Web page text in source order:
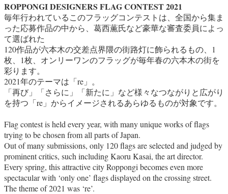
ROPPONGI DESIGNERS FLAG CONTEST 2021
毎年行われているこのフラッグコンテストは、全国から集ま
った応募作品の中から、葛西薫氏など豪華な審査委員によっ
て選ばれた
120作品が六本木の交差点界隈の街路灯に飾られるもの、1
枚、1枚、オンリーワンのフラッグが毎年春の六本木の街を
彩ります。
2021年のテーマは「re」。
「再び」「さらに」「新たに」など様々なつながりと広がり
を持つ「re」からイメージされるあらゆるものが対象です。
Flag contest is held every year, with many unique works of flags
trying to be chosen from all parts of Japan.
Out of many submissions, only 120 flags are selected and judged by
prominent critics, such including Kaoru Kasai, the art director.
Every spring, this attractive city Roppongi becomes even more
spectacular with ‘only one’ flags displayed on the crossing street.
The theme of 2021 was ‘re’.